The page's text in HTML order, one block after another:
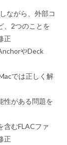
ながら、外部コ
、2つのことを
正
やDeck
では正しく解
性がある問題を
含むFLACファ
正